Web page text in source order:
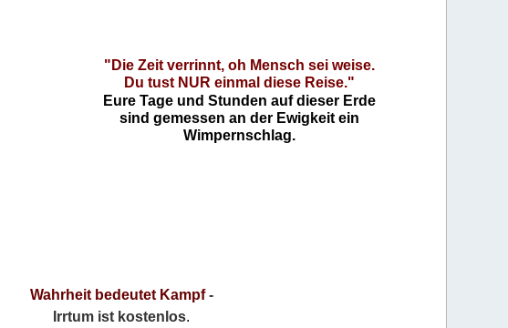
"Die Zeit verrinnt, oh Mensch sei weise.
Du tust NUR einmal diese Reise."
Eure Tage und Stunden auf dieser Erde
sind gemessen an der Ewigkeit ein
Wimpernschlag.
Wahrheit bedeutet Kampf-
Irrtum ist kostenlos.